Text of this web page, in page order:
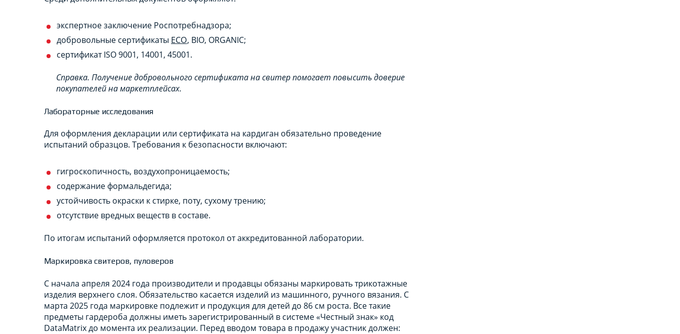
экспертное заключение Роспотребнадзора;
добровольные сертификаты ECO, BIO, ORGANIC;
сертификат ISO 9001, 14001, 45001.
Справка. Получение добровольного сертификата на свитер помогает повысить доверие
покупателей на маркетплейсах.
Лабораторные исследования
Для оформления декларации или сертификата на кардиган обязательно проведение
испытаний образцов. Требования к безопасности включают:
гигроскопичность, воздухопроницаемость;
содержание формальдегида;
устойчивость окраски к стирке, поту, сухому трению;
отсутствие вредных веществ в составе.
По итогам испытаний оформляется протокол от аккредитованной лаборатории.
Маркировка свитеров, пуловеров
С начала апреля 2024 года производители и продавцы обязаны маркировать трикотажные
изделия верхнего слоя. Обязательство касается изделий из машинного, ручного вязания. С
марта 2025 года маркировке подлежит и продукция для детей до 86 см роста. Все такие
предметы гардероба должны иметь зарегистрированный в системе «Честный знак» код
DataMatrix до момента их реализации. Перед вводом товара в продажу участник должен: